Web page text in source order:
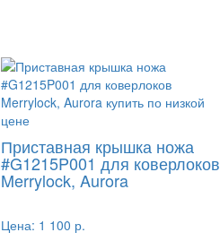
Приставная крышка ножа
#G1215P001 для коверлоков
Merrylock, Aurora
Цена: 1 100 р.